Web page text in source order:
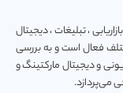
، تبلیغات ، دیجیتال
فعال است و به بررسی
و دیجیتال مارکتینگ و
می‌پردازد.